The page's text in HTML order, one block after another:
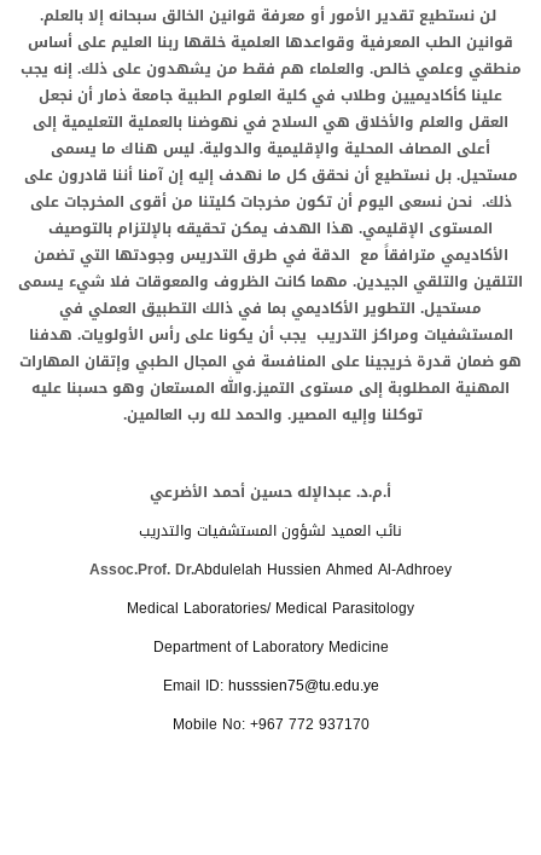
لن نستطيع تقدير الأمور أو معرفة قوانين الخالق سبحانه إلا بالعلم.
قوانين الطب المعرفية وقواعدها العلمية خلقها ربنا العليم على أساس
منطقي وعلمي خالص. والعلماء هم فقط من يشهدون على ذلك. إنه يجب
علينا كأكاديميين وطلاب في كلية العلوم الطبية جامعة ذمار أن نجعل
العقل والعلم والأخلاق هي السلاح في نهوضنا بالعملية التعليمية إلى
أعلى المصاف المحلية والإقليمية والدولية. ليس هناك ما يسمى
مستحيل. بل نستطيع أن نحقق كل ما نهدف إليه إن آمنا أننا قادرون على
ذلك. نحن نسعى اليوم أن تكون مخرجات كليتنا من أقوى المخرجات على
المستوى الإقليمي. هذا الهدف يمكن تحقيقه بالإلتزام بالتوصيف
الأكاديمي مترافقاً مع الدقة في طرق التدريس وجودتها التي تضمن
التلقين والتلقي الجيدين. مهما كانت الظروف والمعوقات فلا شيء يسمى
مستحيل. التطوير الأكاديمي بما في ذالك التطبيق العملي في
المستشفيات ومراكز التدريب يجب أن يكونا على رأس الأولويات. هدفنا
هو ضمان قدرة خريجينا على المنافسة في المجال الطبي وإتقان المهارات
المهنية المطلوبة إلى مستوى التميز.والله المستعان وهو حسبنا عليه
توكلنا وإليه المصير. والحمد لله رب العالمين.
أ.م.د. عبدالإله حسين أحمد الأضرعي
نائب العميد لشؤون المستشفيات والتدريب
Assoc.Prof. Dr.Abdulelah Hussien Ahmed Al-Adhroey
Medical Laboratories/ Medical Parasitology
Department of Laboratory Medicine
Email ID:husssien75@tu.edu.ye
Mobile No: +967 772 937170